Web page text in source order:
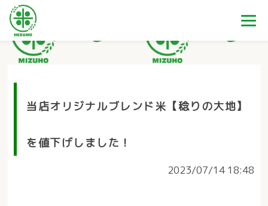
当店オリジナルブレンド米【稔りの大地】
を値下げしました！
2023/07/14 18:48